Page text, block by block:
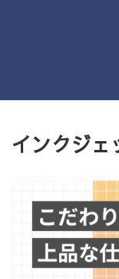
インクジェ